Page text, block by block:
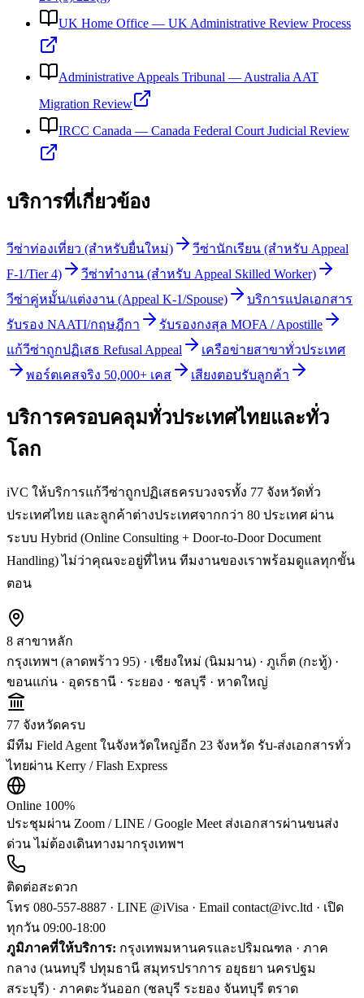
UK Home Office — UK Administrative Review Process
Administrative Appeals Tribunal — Australia AAT
Migration Review
IRCC Canada — Canada Federal Court Judicial Review
บริการที่เกี่ยวข้อง
วีซ่าท่องเที่ยว (สำหรับยื่นใหม่)
วีซ่านักเรียน (สำหรับ Appeal
F-1/Tier 4)
วีซ่าทำงาน (สำหรับ Appeal Skilled Worker)
วีซ่าคู่หมั้น/แต่งงาน (Appeal K-1/Spouse)
บริการแปลเอกสาร
รับรอง NAATI/กฤษฎีกา
รับรองกงสุล MOFA / Apostille
แก้วีซ่าถูกปฏิเสธ Refusal Appeal
เครือข่ายสาขาทั่วประเทศ
พอร์ตเคสจริง 50,000+ เคส
เสียงตอบรับลูกค้า
บริการครอบคลุมทั่วประเทศไทยและทั่ว
โลก
iVC ให้บริการแก้วีซ่าถูกปฏิเสธครบวงจรทั้ง 77 จังหวัดทั่ว
ประเทศไทย และลูกค้าต่างประเทศจากกว่า 80 ประเทศ ผ่าน
ระบบ Hybrid (Online Consulting + Door-to-Door Document
Handling) ไม่ว่าคุณจะอยู่ที่ไหน ทีมงานของเราพร้อมดูแลทุกขั้น
ตอน
8 สาขาหลัก
กรุงเทพฯ (ลาดพร้าว 95) · เชียงใหม่ (นิมมาน) · ภูเก็ต (กะทู้) ·
ขอนแก่น · อุดรธานี · ระยอง · ชลบุรี · หาดใหญ่
77 จังหวัดครบ
มีทีม Field Agent ในจังหวัดใหญ่อีก 23 จังหวัด รับ-ส่งเอกสารทั่ว
ไทยผ่าน Kerry / Flash Express
Online 100%
ประชุมผ่าน Zoom / LINE / Google Meet ส่งเอกสารผ่านขนส่ง
ด่วน ไม่ต้องเดินทางมากรุงเทพฯ
ติดต่อสะดวก
โทร 080-557-8887 · LINE @iVisa · Email contact@ivc.ltd · เปิด
ทุกวัน 09:00-18:00
ภูมิภาคที่ให้บริการ: กรุงเทพมหานครและปริมณฑล · ภาค
กลาง (นนทบุรี ปทุมธานี สมุทรปราการ อยุธยา นครปฐม
สระบุรี) · ภาคตะวันออก (ชลบุรี ระยอง จันทบุรี ตราด